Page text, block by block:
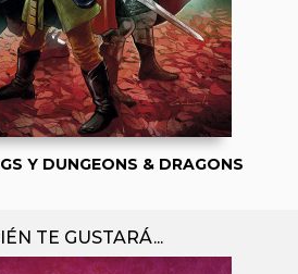
Y DUNGEONS & DRAGONS
TE GUSTARÁ...